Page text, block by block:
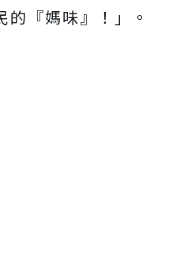
的『媽味』
！」。